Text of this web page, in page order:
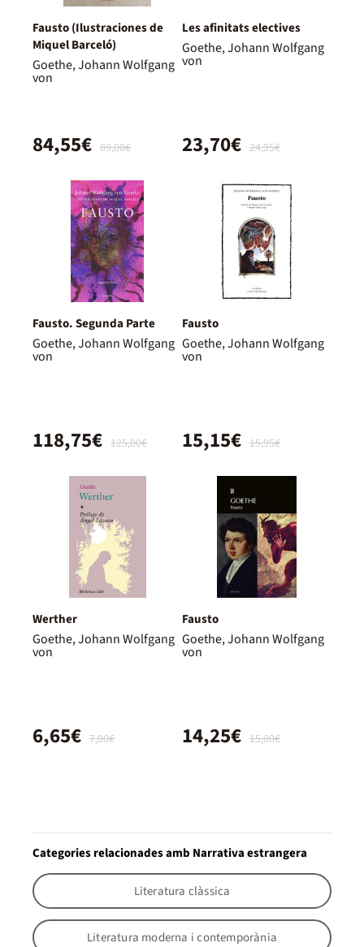
Fausto (Ilustraciones de
Miquel Barceló)
Goethe, Johann Wolfgang
von
89,00€
84,55€
Les afinitats electives
Goethe, Johann Wolfgang
von
24,95€
23,70€
Fausto. Segunda Parte
Goethe, Johann Wolfgang
von
125,00€
118,75€
Fausto
Goethe, Johann Wolfgang
von
15,95€
15,15€
Werther
Goethe, Johann Wolfgang
von
7,00€
6,65€
Fausto
Goethe, Johann Wolfgang
von
15,00€
14,25€
Categories relacionades amb Narrativa estrangera
Literatura clàssica
Literatura moderna i contemporània